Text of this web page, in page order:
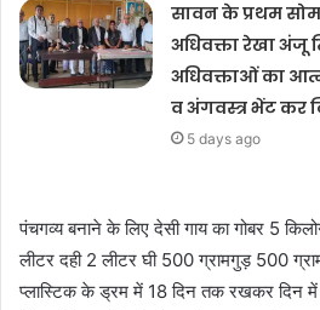
सावन के प्रथम
अधिवक्ता रेखा अंजू
अधिवक्ताओं का
व अंगवस्त्र भेंट कर
5 days ago
पंचगव्य बनाने के लिए देसी गाय का गोबर 5
लीटर दही 2 लीटर घी 500 ग्रामगुड़ 500
प्लास्टिक के ड्रम में 18 दिन तक रखकर दिन